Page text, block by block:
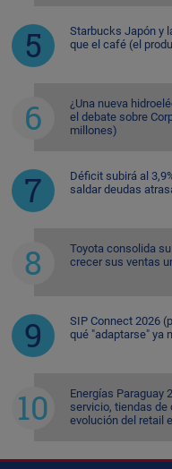
Starbucks Japón y
que el café (el
¿Una nueva
el debate sobre
millones)
Déficit subirá al
saldar deudas
Toyota consolida
crecer sus ventas
SIP Connect 2026
qué "adaptarse" ya
Energías Paraguay
servicio, tiendas
evolución del retail